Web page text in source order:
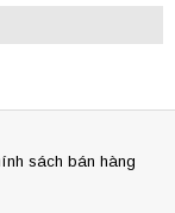
sách bán hàng